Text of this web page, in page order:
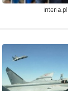
interia.pl